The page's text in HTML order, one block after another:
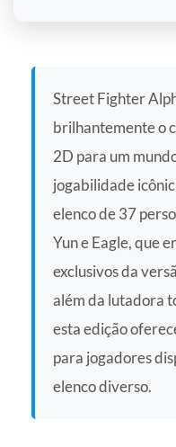
Street Fighter
brilhantemente o
2D para um
jogabilidade
elenco de 37
Yun e Eagle, que
exclusivos da
além da lutadora
esta edição
para jogadores
elenco diverso.